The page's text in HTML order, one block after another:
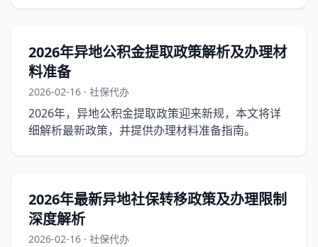
2026年异地公积金提取政策解析及办理材
料准备
2026-02-16 · 社保代办
2026年，异地公积金提取政策迎来新规，本文将详
细解析最新政策，并提供办理材料准备指南。
2026年最新异地社保转移政策及办理限制
深度解析
2026-02-16 · 社保代办